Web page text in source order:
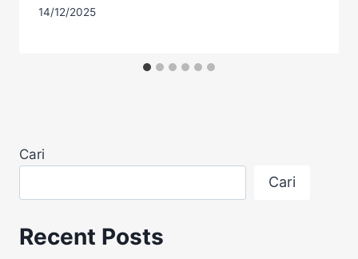
14/12/2025
Cari
Cari
Recent Posts